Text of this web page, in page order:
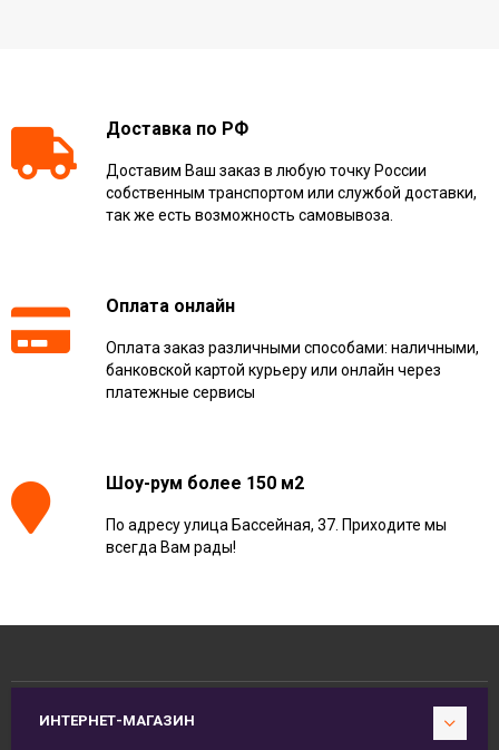
Доставка по РФ
Доставим Ваш заказ в любую точку России
собственным транспортом или службой доставки,
так же есть возможность самовывоза.
Оплата онлайн
Оплата заказ различными способами: наличными,
банковской картой курьеру или онлайн через
платежные сервисы
Шоу-рум более 150 м2
По адресу улица Бассейная, 37. Приходите мы
всегда Вам рады!
ИНТЕРНЕТ-МАГАЗИН